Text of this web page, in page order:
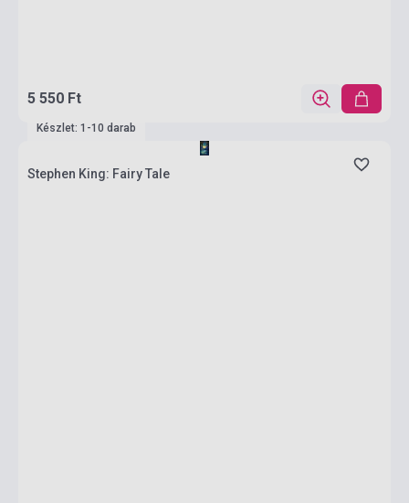
5 550 Ft
Készlet: 1-10 darab
Stephen King: Fairy Tale